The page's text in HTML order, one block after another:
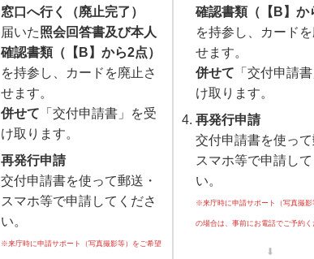
窓口へ行く（廃止完了）
届いた照会回答書及び本人
確認書類（【B】から2点）
を持参し、カードを廃止さ
せます。
併せて 「交付申請書」を受
け取ります。
再発行申請
交付申請書を使って郵送・
スマホ等で申請してくださ
い。
※来庁時に申請サポート（写真撮影等）をご希望
確認書類（【B】か
を持参し、カードを
せます。
併せて 「交付申請
け取ります。
再発行申請
交付申請書を使って
スマホ等で申請して
い。
※来庁時に申請サポート（写真撮影
の場合は、事前にお電話でご予約く
⬇